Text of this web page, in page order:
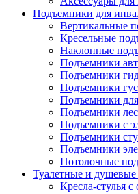
Подъемники для
Вертикальные
Кресельные
Наклонные
Подъемники
Подъемники
Подъемники
Подъемники для
Подъемники
Подъемники с
Подъемники
Подъемники
Потолочные
Туалетные и душевые
Кресла-стулья